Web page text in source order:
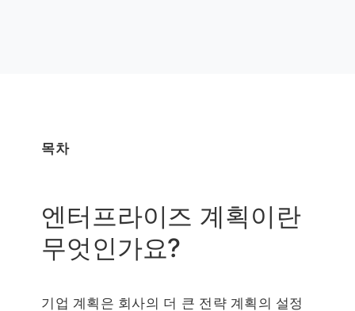
목차
엔터프라이즈 계획이란
무엇인가요?
기업 계획은 회사의 더 큰 전략 계획의 설정